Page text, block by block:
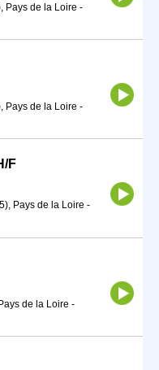
Pays de la Loire -
Pays de la Loire -
F
Pays de la Loire -
de la Loire -